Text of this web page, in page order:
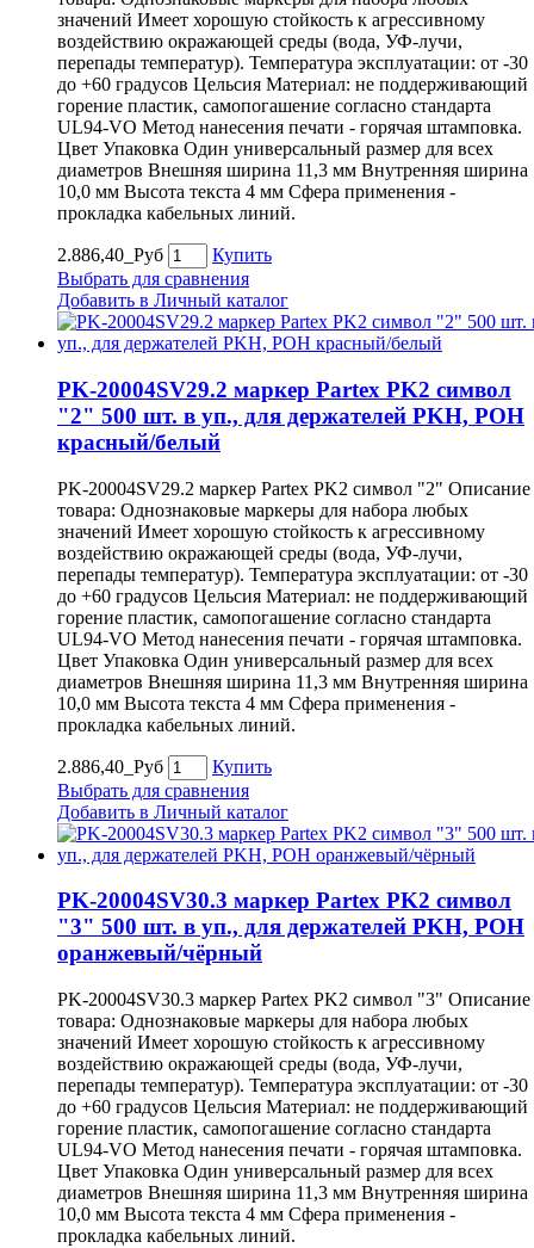
значений Имеет хорошую стойкость к агрессивному
воздействию окражающей среды (вода, УФ-лучи,
перепады температур). Температура эксплуатации: от -30
до +60 градусов Цельсия Материал: не поддерживающий
горение пластик, самопогашение согласно стандарта
UL94-VO Метод нанесения печати - горячая штамповка.
Цвет Упаковка Один универсальный размер для всех
диаметров Внешняя ширина 11,3 мм Внутренняя ширина
10,0 мм Высота текста 4 мм Сфера применения -
прокладка кабельных линий.
2.886,40_Руб
Купить
Выбрать для сравнения
Добавить в Личный каталог
PK-20004SV29.2 маркер Partex PK2 символ
"2" 500 шт. в уп., для держателей PKH, POH
красный/белый
PK-20004SV29.2 маркер Partex PK2 символ "2" Описание
товара: Однознаковые маркеры для набора любых
значений Имеет хорошую стойкость к агрессивному
воздействию окражающей среды (вода, УФ-лучи,
перепады температур). Температура эксплуатации: от -30
до +60 градусов Цельсия Материал: не поддерживающий
горение пластик, самопогашение согласно стандарта
UL94-VO Метод нанесения печати - горячая штамповка.
Цвет Упаковка Один универсальный размер для всех
диаметров Внешняя ширина 11,3 мм Внутренняя ширина
10,0 мм Высота текста 4 мм Сфера применения -
прокладка кабельных линий.
2.886,40_Руб
Купить
Выбрать для сравнения
Добавить в Личный каталог
PK-20004SV30.3 маркер Partex PK2 символ
"3" 500 шт. в уп., для держателей PKH, POH
оранжевый/чёрный
PK-20004SV30.3 маркер Partex PK2 символ "3" Описание
товара: Однознаковые маркеры для набора любых
значений Имеет хорошую стойкость к агрессивному
воздействию окражающей среды (вода, УФ-лучи,
перепады температур). Температура эксплуатации: от -30
до +60 градусов Цельсия Материал: не поддерживающий
горение пластик, самопогашение согласно стандарта
UL94-VO Метод нанесения печати - горячая штамповка.
Цвет Упаковка Один универсальный размер для всех
диаметров Внешняя ширина 11,3 мм Внутренняя ширина
10,0 мм Высота текста 4 мм Сфера применения -
прокладка кабельных линий.